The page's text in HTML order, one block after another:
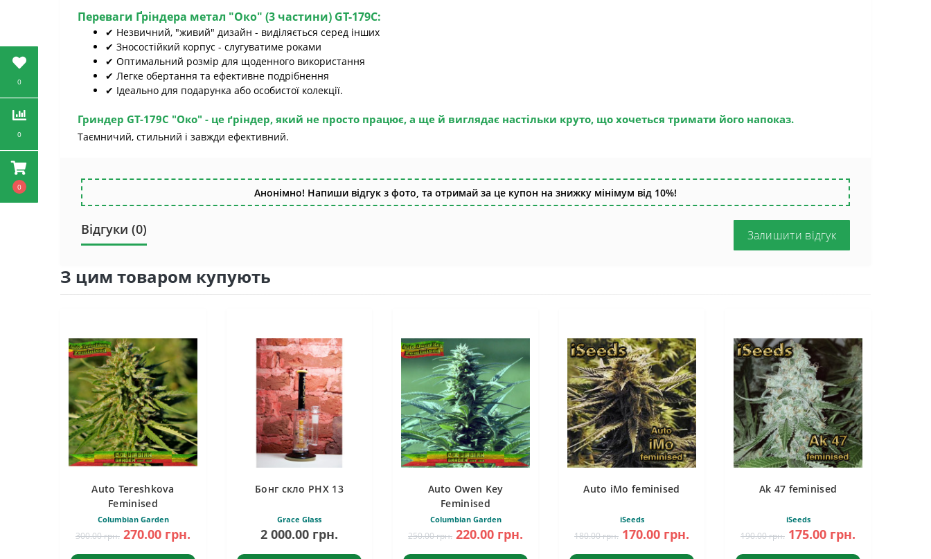
0
0
0
Переваги Ґріндера метал "Око" (3 частини) GT-179C:
✔ Незвичний, "живий" дизайн - виділяється серед інших
✔ Зносостійкий корпус - слугуватиме роками
✔ Оптимальний розмір для щоденного використання
✔ Легке обертання та ефективне подрібнення
✔ Ідеально для подарунка або особистої колекції.
Гриндер GT-179C "Око" - це ґріндер, який не просто працює, а ще й виглядає настільки круто, що хочеться тримати його напоказ.
Таємничий, стильний і завжди ефективний.
Анонімно! Напиши відгук з фото, та отримай за це купон на знижку мінімум від 10%!
Відгуки (0) Залишити відгук
З цим товаром купують
Auto Tereshkova
Feminised
Columbian Garden
300.00 грн. 270.00 грн.
Бонг скло PHX 13
Grace Glass
2 000.00 грн.
Auto Owen Key
Feminised
Columbian Garden
250.00 грн. 220.00 грн.
Auto iMo feminised
iSeeds
180.00 грн. 170.00 грн.
Ak 47 feminised
iSeeds
190.00 грн. 175.00 грн.